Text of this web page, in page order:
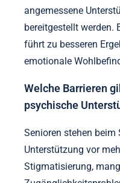
angemessene
bereitgestellt werden.
führt zu besseren
emotionale
Welche Barrieren
psychische
Senioren stehen
Unterstützung vor
Stigmatisierung,